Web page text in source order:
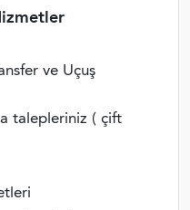
ve Uçuş
talepleriniz ( çift